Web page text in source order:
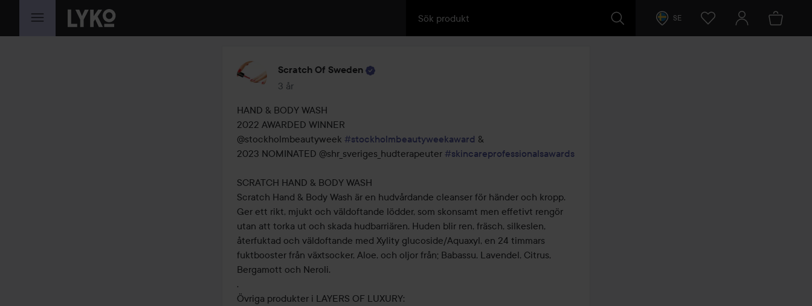
HOPPA TILL INNEHÅLLET SE
Scratch Of Sweden
3 år
Inlägget skapades 3 år
HAND & BODY WASH
2022 AWARDED WINNER
@stockholmbeautyweek #stockholmbeautyweekaward &
2023 NOMINATED @shr_sveriges_hudterapeuter #skincareprofessionalsawards
SCRATCH HAND & BODY WASH
Scratch Hand & Body Wash är en hudvårdande cleanser för händer och kropp.
Ger ett rikt, mjukt och väldoftande lödder, som skonsamt men effetivt rengör
utan att torka ut och skada hudbarriären. Huden blir ren, fräsch, silkeslen,
återfuktad och väldoftande med Xylity glucoside/Aquaxyl, en 24 timmars
fuktbooster från växtsocker, Aloe, och oljor från; Babassu, Lavendel, Citrus,
Bergamott och Neroli.
.
Övriga produkter i LAYERS OF LUXURY: